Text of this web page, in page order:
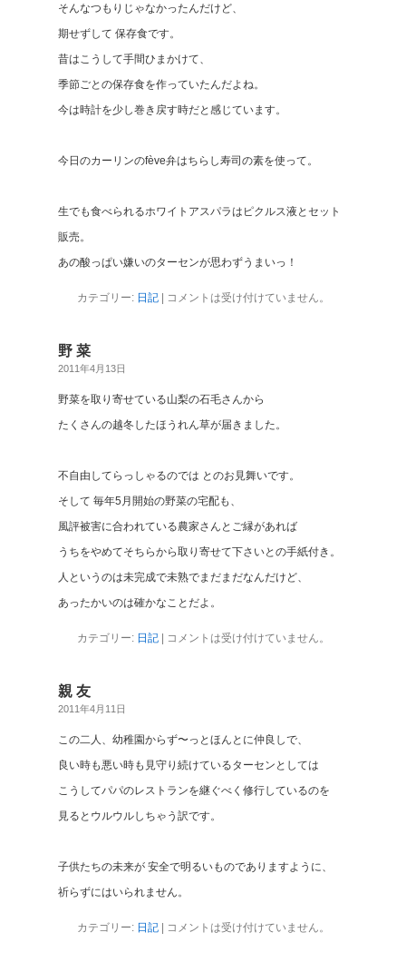
そんなつもりじゃなかったんだけど、
期せずして 保存食です。
昔はこうして手間ひまかけて、
季節ごとの保存食を作っていたんだよね。
今は時計を少し巻き戻す時だと感じています。
今日のカーリンのfève弁はちらし寿司の素を使って。
生でも食べられるホワイトアスパラはピクルス液とセット
販売。
あの酸っぱい嫌いのターセンが思わずうまいっ！
カテゴリー: 日記| コメントは受け付けていません。
野 菜
2011年4月13日
野菜を取り寄せている山梨の石毛さんから
たくさんの越冬したほうれん草が届きました。
不自由してらっしゃるのでは とのお見舞いです。
そして 毎年5月開始の野菜の宅配も、
風評被害に合われている農家さんとご縁があれば
うちをやめてそちらから取り寄せて下さいとの手紙付き。
人というのは未完成で未熟でまだまだなんだけど、
あったかいのは確かなことだよ。
カテゴリー: 日記| コメントは受け付けていません。
親 友
2011年4月11日
この二人、幼稚園からず〜っとほんとに仲良しで、
良い時も悪い時も見守り続けているターセンとしては
こうしてパパのレストランを継ぐべく修行しているのを
見るとウルウルしちゃう訳です。
子供たちの未来が 安全で明るいものでありますように、
祈らずにはいられません。
カテゴリー: 日記| コメントは受け付けていません。